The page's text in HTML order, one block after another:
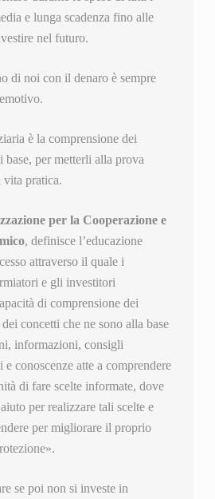
e lunga scadenza fino alle
nel futuro.
di noi con il denaro è sempre
è la comprensione dei
per metterli alla prova
vita pratica.
per la Cooperazione e
, definisce l’educazione
attraverso il quale i
e gli investitori
di comprensione dei
concetti che ne sono alla base
informazioni, consigli
conoscenze atte a comprendere
di fare scelte informate, dove
per realizzare tali scelte e
per migliorare il proprio
se poi non si investe in